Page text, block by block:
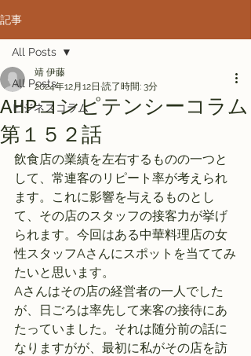
記事
All Posts
ビジネスコラム
All Posts
AHPコンピテンシーコラム
第１５２話
靖 伊藤
2024年12月12日 読了時間: 3分
飲食店の業績を左右するものの一つと
して、常連客のリピート率が考えられ
ます。これに影響を与えるものとし
て、その店のスタッフの接客力が挙げ
られます。今回はある中華料理店の女
性スタッフAさんにスポットを当ててみ
たいと思います。
Aさんはその店の経営者の一人でした
が、日ごろは率先して来客の接待にあ
たっていました。それは随分前の話に
なりますがが、最初に私がその店を訪